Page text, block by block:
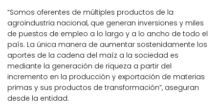
“Somos oferentes de múltiples productos de la
agroindustria nacional, que generan inversiones y miles
de puestos de empleo a lo largo y a lo ancho de todo el
país. La única manera de aumentar sostenidamente los
aportes de la cadena del maíz a la sociedad es
mediante la generación de riqueza a partir del
incremento en la producción y exportación de materias
primas y sus productos de transformación”, aseguran
desde la entidad.